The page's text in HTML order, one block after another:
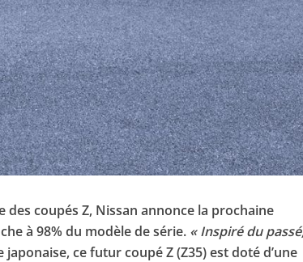
des coupés Z, Nissan annonce la prochaine
à 98% du modèle de série. « Inspiré du
ce futur coupé Z (Z35) est doté d’une